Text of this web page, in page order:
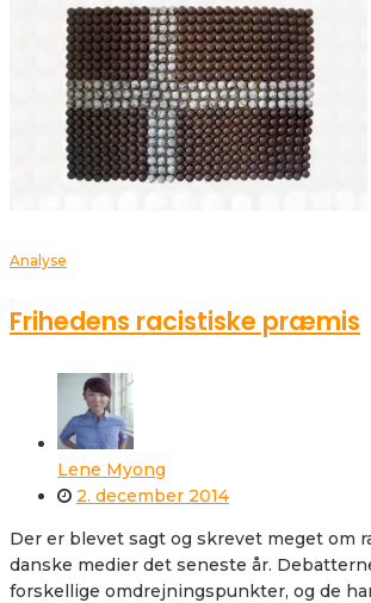
Analyse
Frihedens racistiske præmis
Lene Myong
2. december 2014
Der er blevet sagt og skrevet meget om
danske medier det seneste år.
forskellige omdrejningspunkter, og de